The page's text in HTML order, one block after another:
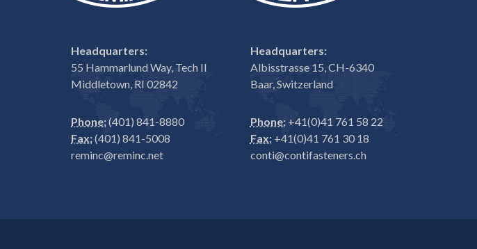
Headquarters:
55 Hammarlund Way, Tech II
Middletown, RI 02842
Phone:(401) 841-8880
Fax:(401) 841-5008
reminc@reminc.net
Headquarters:
Albisstrasse 15, CH-6340
Baar, Switzerland
Phone:+41(0)41 761 58 22
Fax:+41(0)41 761 30 18
conti@contifasteners.ch